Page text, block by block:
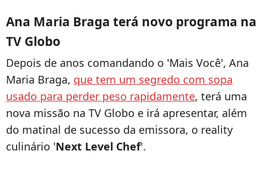
Ana Maria Braga terá novo programa na
TV Globo
Depois de anos comandando o 'Mais Você', Ana
Maria Braga, que tem um segredo com sopa
usado para perder peso rapidamente, terá uma
nova missão na TV Globo e irá apresentar, além
do matinal de sucesso da emissora, o reality
culinário 'Next Level Chef'.